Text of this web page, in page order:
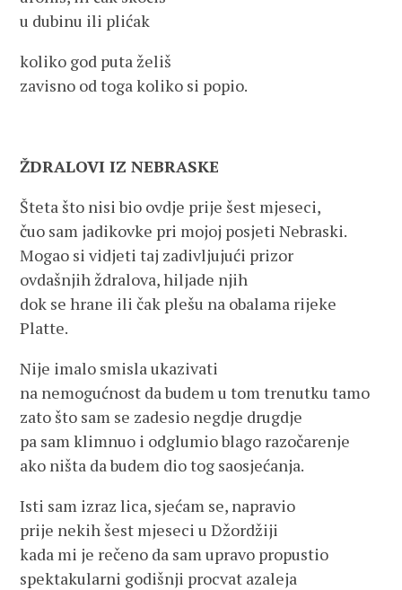
u dubinu ili plićak
koliko god puta želiš
zavisno od toga koliko si popio.
ŽDRALOVI IZ NEBRASKE
Šteta što nisi bio ovdje prije šest mjeseci,
čuo sam jadikovke pri mojoj posjeti Nebraski.
Mogao si vidjeti taj zadivljujući prizor
ovdašnjih ždralova, hiljade njih
dok se hrane ili čak plešu na obalama rijeke
Platte.
Nije imalo smisla ukazivati
na nemogućnost da budem u tom trenutku tamo
zato što sam se zadesio negdje drugdje
pa sam klimnuo i odglumio blago razočarenje
ako ništa da budem dio tog saosjećanja.
Isti sam izraz lica, sjećam se, napravio
prije nekih šest mjeseci u Džordžiji
kada mi je rečeno da sam upravo propustio
spektakularni godišnji procvat azaleja